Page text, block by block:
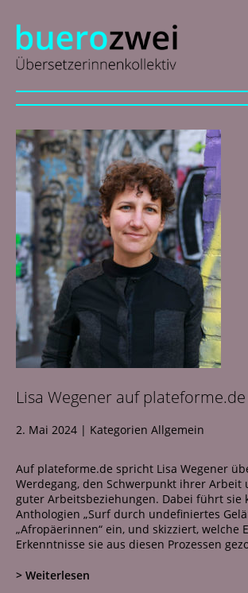
English
f rançais
taliano
Nederlands
Profile
Aktuelles
Netzwerk
Kontakt
Lisa Wegener auf plateforme.de
2. Mai 2024 | Kategorien Allgemein
Auf plateforme.de spricht Lisa Wegener
Werdegang, den Schwerpunkt ihrer Arbeit
guter Arbeitsbeziehungen. Dabei führt sie
Anthologien „Surf durch undefiniertes
„Afropäerinnen“ ein, und skizziert, welche
Erkenntnisse sie aus diesen Prozessen
> Weiterlesen